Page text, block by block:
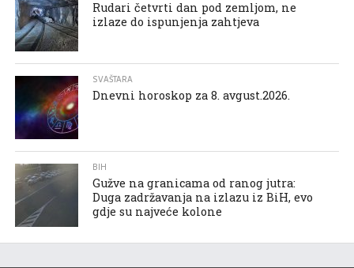
Rudari četvrti dan pod zemljom, ne
izlaze do ispunjenja zahtjeva
SVAŠTARA
Dnevni horoskop za 8. avgust.2026.
BIH
Gužve na granicama od ranog jutra:
Duga zadržavanja na izlazu iz BiH, evo
gdje su najveće kolone